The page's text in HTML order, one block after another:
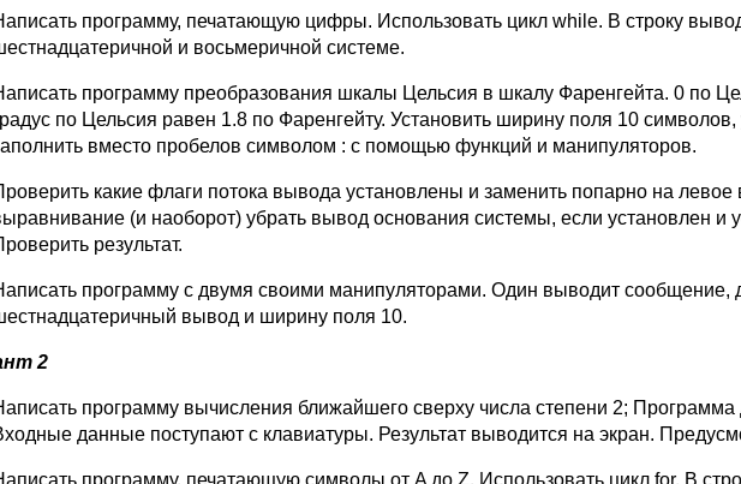
программу, печатающую цифры. Использовать цикл while. В строку
и восьмеричной системе.
программу преобразования шкалы Цельсия в шкалу Фаренгейта. 0 по
по Цельсия равен 1.8 по Фаренгейту. Установить ширину поля 10
вместо пробелов символом : с помощью функций и манипуляторов.
какие флаги потока вывода установлены и заменить попарно на
(и наоборот) убрать вывод основания системы, если установлен и
результат.
программу с двумя своими манипуляторами. Один выводит сообщение,
вывод и ширину поля 10.
2
программу вычисления ближайшего сверху числа степени 2; Программа
данные поступают с клавиатуры. Результат выводится на экран.
программу, печатающую символы от A до Z. Использовать цикл for. В